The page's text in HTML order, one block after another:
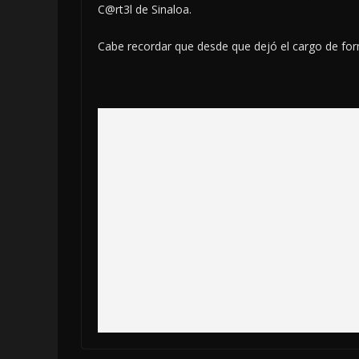
C@rt3l de Sinaloa.
Cabe recordar que desde que dejó el cargo de